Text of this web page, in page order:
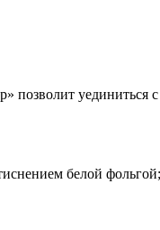
позволит
белой